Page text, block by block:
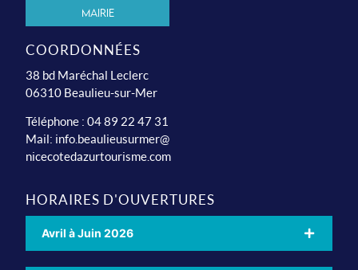
Mairie
COORDONNÉES
38 bd Maréchal Leclerc
06310 Beaulieu-sur-Mer
Téléphone : 04 89 22 47 31
Mail: info.beaulieusurmer@
nicecotedazurtourisme.com
HORAIRES D'OUVERTURES
Avril à Juin 2026